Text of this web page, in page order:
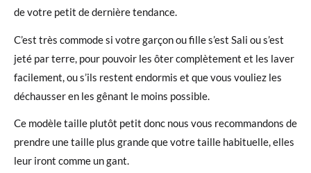
de votre petit de dernière tendance.
C’est très commode si votre garçon ou fille s’est Sali ou s’est
jeté par terre, pour pouvoir les ôter complètement et les laver
facilement, ou s’ils restent endormis et que vous vouliez les
déchausser en les gênant le moins possible.
Ce modèle taille plutôt petit donc nous vous recommandons de
prendre une taille plus grande que votre taille habituelle, elles
leur iront comme un gant.